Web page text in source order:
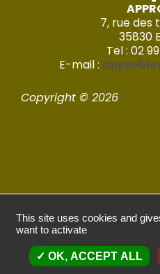
7, rue des
35830
Tel : 02
E-mail :
Copyright © 2026
Politique de
This site uses cookies and
want to activate
OK, ACCEPT ALL